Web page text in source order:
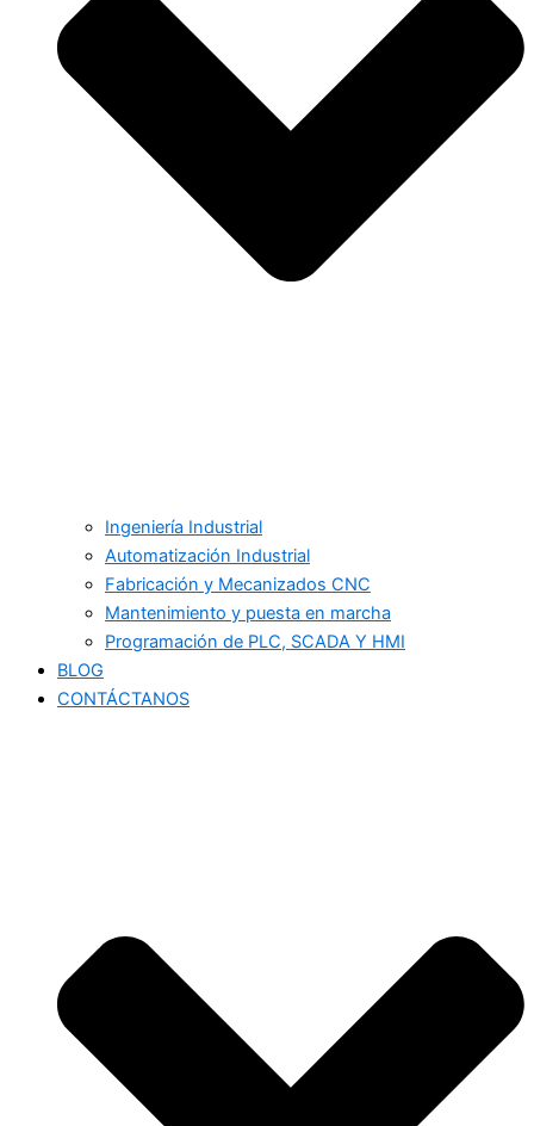
Ingeniería Industrial
Automatización Industrial
Fabricación y Mecanizados CNC
Mantenimiento y puesta en marcha
Programación de PLC, SCADA Y HMI
BLOG
CONTÁCTANOS